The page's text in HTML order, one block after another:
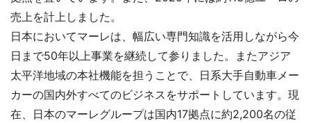
売上を計上しました。
日本においてマーレは、幅広い専門知識を活用しながら今
日まで50年以上事業を継続して参りました。またアジア
太平洋地域の本社機能を担うことで、日系大手自動車メー
カーの国内外すべてのビジネスをサポートしています。現
在、日本のマーレグループは国内17拠点に約2,200名の従